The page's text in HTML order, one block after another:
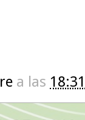
a las 18:31